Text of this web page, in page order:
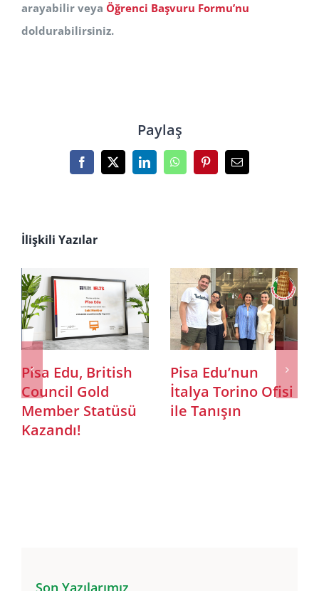
arayabilir veya Öğrenci Başvuru Formu’nu
doldurabilirsiniz.
Paylaş
Facebook
X LinkedInWhatsAppPinterest
E-
posta
İlişkili Yazılar
Edu, British
Gold
Statüsü
Pisa Edu’nun
İtalya Torino Ofisi
ile Tanışın